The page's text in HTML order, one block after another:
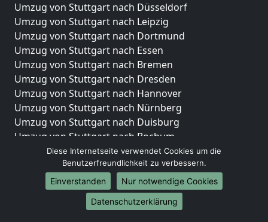
Umzug von Stuttgart nach Düsseldorf
Umzug von Stuttgart nach Leipzig
Umzug von Stuttgart nach Dortmund
Umzug von Stuttgart nach Essen
Umzug von Stuttgart nach Bremen
Umzug von Stuttgart nach Dresden
Umzug von Stuttgart nach Hannover
Umzug von Stuttgart nach Nürnberg
Umzug von Stuttgart nach Duisburg
Umzug von Stuttgart nach Bochum
Umzug von Stuttgart nach Wuppertal
Umzug von Stuttgart nach Bielefeld
Umzug von Stuttgart nach Bonn
Umzug von Stuttgart nach Münster
Diese Internetseite verwendet Cookies um die
Benutzerfreundlichkeit zu verbessern.
Einverstanden
Nur notwendige Cookies
Datenschutzerklärung